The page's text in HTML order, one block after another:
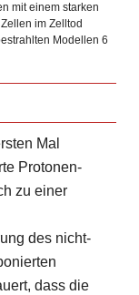
mit einem starken
im Zelltod
Modellen 6
Mal
Protonen-
zu einer
des nicht-
dass die